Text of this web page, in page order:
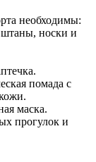
необходимы:
штаны, носки и
помада с
маска.
прогулок и